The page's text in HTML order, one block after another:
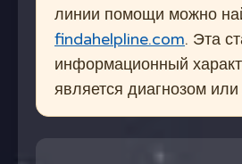
линии помощи можно
findahelpline.com. Эта
информационный
является диагнозом